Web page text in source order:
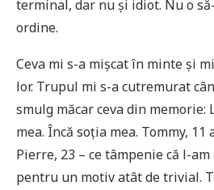
terminal, dar nu și idiot. Nu o
ordine.
Ceva mi s-a mișcat în minte și
lor. Trupul mi s-a cutremurat
smulg măcar ceva din memorie:
mea. Încă soția mea. Tommy, 11
Pierre, 23 – ce tâmpenie că l-
pentru un motiv atât de trivial.